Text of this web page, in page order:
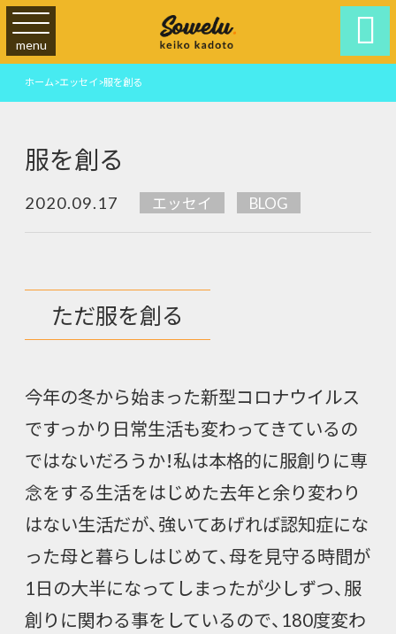
menu 
ホーム>エッセイ>服を創る
服を創る
2020.09.17 エッセイ BLOG
ただ服を創る
今年の冬から始まった新型コロナウイルス
ですっかり日常生活も変わってきているの
ではないだろうか！私は本格的に服創りに専
念をする生活をはじめた去年と余り変わり
はない生活だが、強いてあげれば認知症にな
った母と暮らしはじめて、母を見守る時間が
1日の大半になってしまったが少しずつ、服
創りに関わる事をしているので、180度変わ